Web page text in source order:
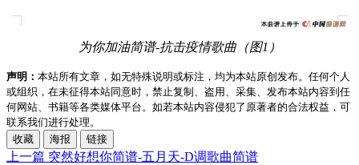
为你加油简谱-抗击疫情歌曲（图1）
声明： 本站所有文章，如无特殊说明或标注，均为本站原创发布。任何个人
或组织，在未征得本站同意时，禁止复制、盗用、采集、发布本站内容到任
何网站、书籍等各类媒体平台。如若本站内容侵犯了原著者的合法权益，可
联系我们进行处理。
收藏
海报 链接
上一篇 突然好想你简谱-五月天-D调歌曲简谱